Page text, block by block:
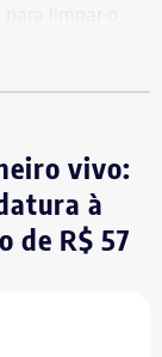
Mas o
hoje
que
vivo:
à
de R$ 57